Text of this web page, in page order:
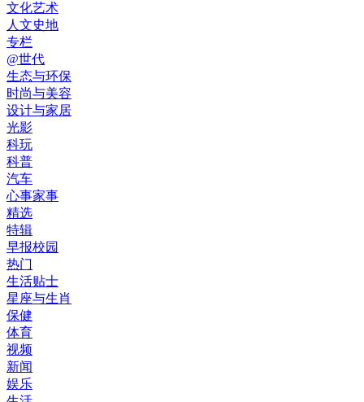
文化艺术
人文史地
专栏
@世代
生态与环保
时尚与美容
设计与家居
光影
科玩
科普
汽车
心事家事
精选
特辑
早报校园
热门
生活贴士
星座与生肖
保健
体育
视频
新闻
娱乐